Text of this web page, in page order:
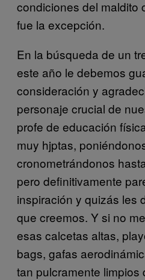
condiciones del maldito
fue la excepción.
En la búsqueda de un
este año le debemos
consideración y
personaje crucial de
profe de educación
muy hjptas,
cronometrándonos
pero definitivamente
inspiración y quizás les
que creemos. Y si no
esas calcetas altas,
bags, gafas
tan pulcramente limpios